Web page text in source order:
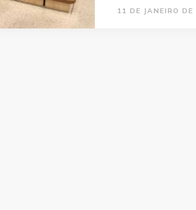
11 DE JANEIRO